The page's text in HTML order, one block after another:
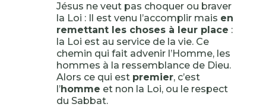
Jésus ne veut pas choquer ou braver
la Loi : Il est venu l’accomplir mais en
remettant les choses à leur place :
la Loi est au service de la vie. Ce
chemin qui fait advenir l’Homme, les
hommes à la ressemblance de Dieu.
Alors ce qui est premier, c’est
l’homme et non la Loi, ou le respect
du Sabbat.